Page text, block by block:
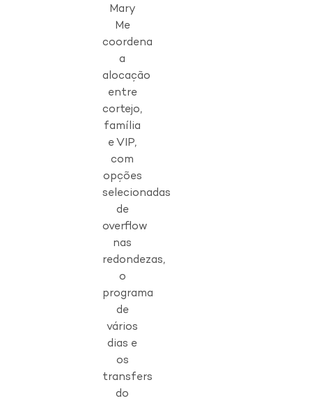
Mary
Me
coordena
a
alocação
entre
cortejo,
família
e VIP,
com
opções
selecionadas
de
overflow
nas
redondezas,
o
programa
de
vários
dias e
os
transfers
do